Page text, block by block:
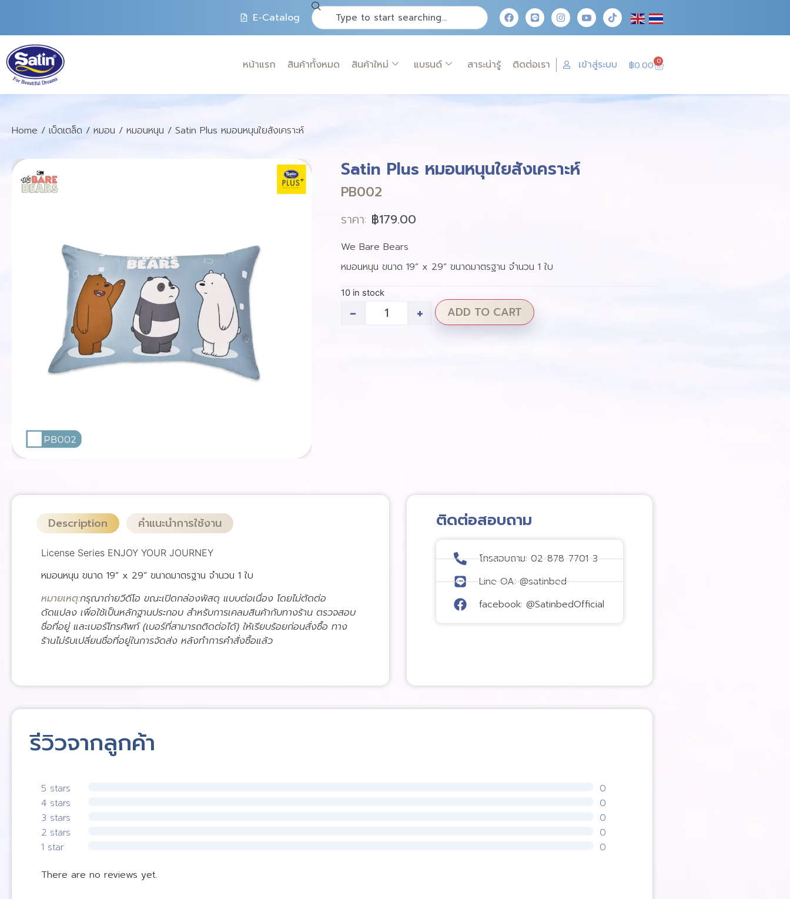
E-Catalog
หน้าแรก สินค้าทั้งหมด สินค้าใหม่ แบรนด์ สาระน่ารู้ ติดต่อเรา เข้าสู่ระบบ ฿0.00 0
Home / เบ็ดเตล็ด / หมอน / หมอนหนุน / Satin Plus หมอนหนุนใยสังเคราะห์
Satin Plus หมอนหนุนใยสังเคราะห์
PB002
ราคา: ฿179.00
We Bare Bears
หมอนหนุน ขนาด 19” x 29” ขนาดมาตรฐาน จำนวน 1 ใบ
10 in stock
- + ADD TO CART
Description คำแนะนำการใช้งาน
License Series ENJOY YOUR JOURNEY
หมอนหนุน ขนาด 19” x 29” ขนาดมาตรฐาน จำนวน 1 ใบ
หมายเหตุ:กรุณาถ่ายวีดีโอ ขณะเปิดกล่องพัสดุ แบบต่อเนื่อง โดยไม่ตัดต่อ
ดัดแปลง เพื่อใช้เป็นหลักฐานประกอบ สำหรับการเคลมสินค้ากับทางร้าน ตรวจสอบ
ชื่อที่อยู่ และเบอร์โทรศัพท์ (เบอร์ที่สามารถติดต่อได้) ให้เรียบร้อยก่อนสั่งซื้อ ทาง
ร้านไม่รับเปลี่ยนชื่อที่อยู่ในการจัดส่ง หลังทำการคำสั่งซื้อแล้ว
ติดต่อสอบถาม
โทรสอบถาม: 02-878-7701-3
Line OA: @satinbed
facebook: @SatinbedOfficial
รีวิวจากลูกค้า
5 stars
0
4 stars
0
3 stars
0
2 stars
0
1 star
0
There are no reviews yet.